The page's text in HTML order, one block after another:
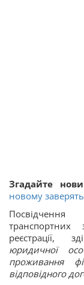
Згадайте
новому
Посвідчення
транспортних
реєстрації,
юридичної
проживання
відповідного